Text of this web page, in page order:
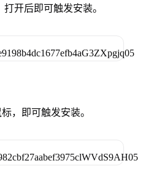
开后即可触发安装。
，即可触发安装。